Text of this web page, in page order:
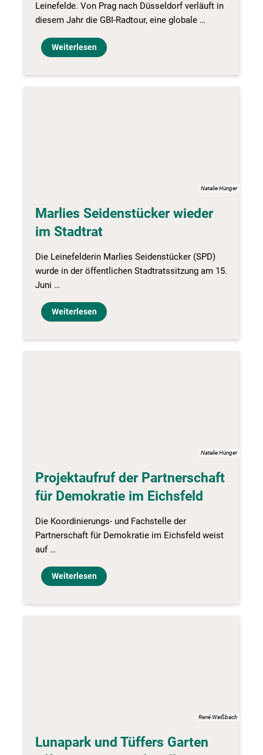
Leinefelde. Von Prag nach Düsseldorf verläuft in
diesem Jahr die GBI-Radtour, eine globale …
Weiterlesen
Natalie Hünger
Marlies Seidenstücker wieder
im Stadtrat
Die Leinefelderin Marlies Seidenstücker (SPD)
wurde in der öffentlichen Stadtratssitzung am 15.
Juni …
Weiterlesen
Natalie Hünger
Projektaufruf der Partnerschaft
für Demokratie im Eichsfeld
Die Koordinierungs- und Fachstelle der
Partnerschaft für Demokratie im Eichsfeld weist
auf …
Weiterlesen
René Weißbach
Lunapark und Tüffers Garten